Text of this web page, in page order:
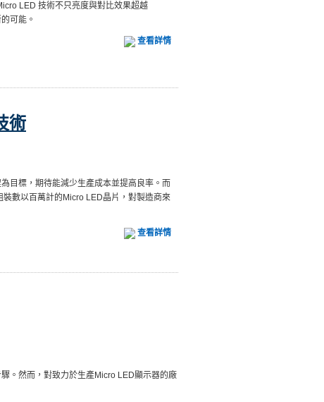
LED 技術不只亮度與對比效果超越
可能。
查看詳情
術
目標，期待能減少生產成本並提高良率。而
數以百萬計的Micro LED晶片，對製造商來
查看詳情
。然而，對致力於生產Micro LED顯示器的廠